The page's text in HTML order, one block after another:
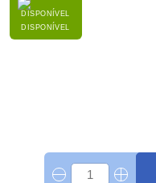
DISPONÍVEL